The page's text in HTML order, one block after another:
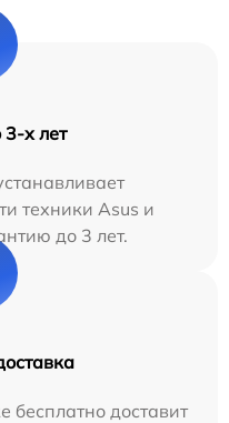
3-х лет
техники Asus и
до 3 лет.
бесплатно доставит